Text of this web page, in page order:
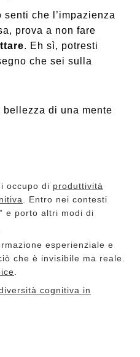
senti che l’impazienza
prova a non fare
. Eh sì, potresti
che sei sulla
di una mente
occupo di produttività
. Entro nei contesti
e porto altri modi di
esperienziale e
che è invisibile ma reale.
.
cognitiva in